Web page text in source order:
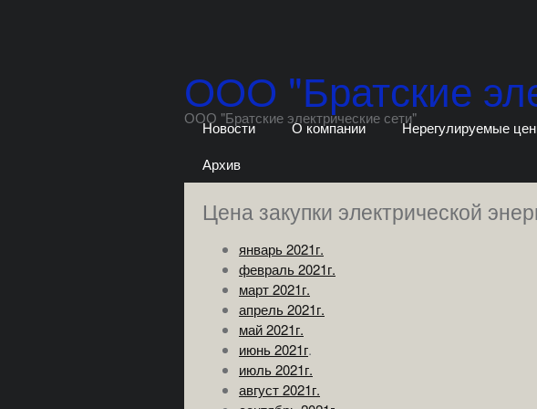
ООО "Братские
ООО "Братские электрические сети"
Новости О компании Нерегулируемые
Архив
Цена закупки электрической
январь 2021г.
февраль 2021г.
март 2021г.
апрель 2021г.
май 2021г.
июнь 2021г.
июль 2021г.
август 2021г.